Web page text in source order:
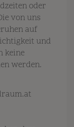
oder
von uns
auf
und
keine
werden.